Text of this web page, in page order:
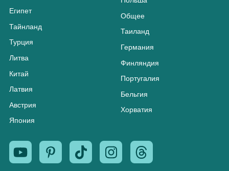
Египет
Тайнланд
Турция
Литва
Китай
Латвия
Австрия
Япония
Общее
Таиланд
Германия
Финляндия
Португалия
Бельгия
Хорватия